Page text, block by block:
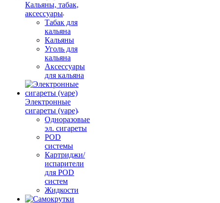
Кальяны, табак,
аксессуары
Табак для
кальяна
Кальяны
Уголь для
кальяна
Аксессуары
для кальяна
Электронные
сигареты (vape)
Одноразовые
эл. сигареты
POD
системы
Картриджи/
испарители
для POD
систем
Жидкости